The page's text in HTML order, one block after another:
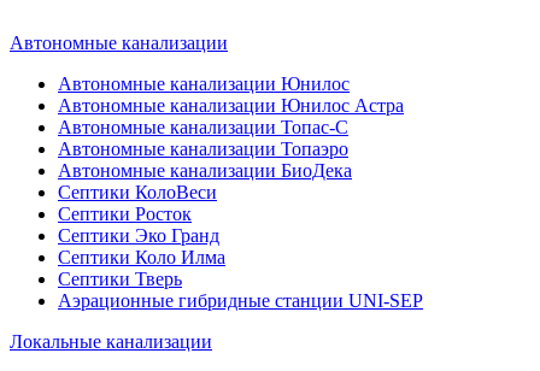
Автономные канализации
Автономные канализации Юнилос
Автономные канализации Юнилос Астра
Автономные канализации Топас-С
Автономные канализации Топаэро
Автономные канализации БиоДека
Септики КолоВеси
Септики Росток
Септики Эко Гранд
Септики Коло Илма
Септики Тверь
Аэрационные гибридные станции UNI-SEP
Локальные канализации